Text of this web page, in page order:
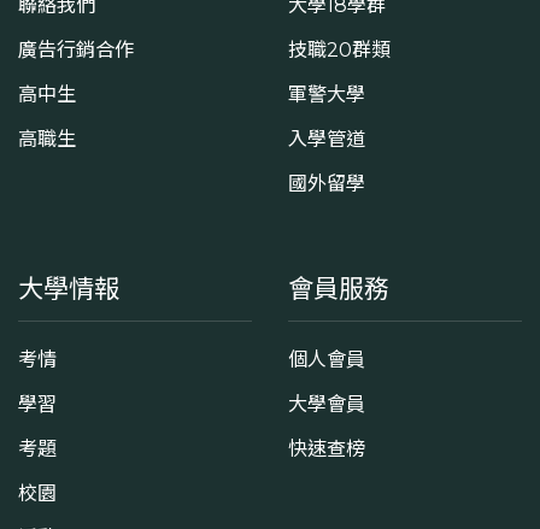
聯絡我們
廣告行銷合作
高中生
高職生
大學18學群
技職20群類
軍警大學
入學管道
國外留學
大學情報
考情
學習
考題
校園
會員服務
個人會員
大學會員
快速查榜